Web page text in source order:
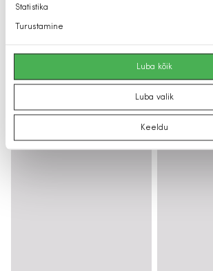
Statistika
Turustamine
Luba kõik
Luba valik
Keeldu